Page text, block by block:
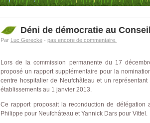
Déni de démocratie au
Par Luc Gerecke - pas encore de commentaire.
Lors de la commission permanente du 17
proposé un rapport supplémentaire pour la
centre hospitalier de Neufchâteau et un
établissements au 1 janvier 2013.
Ce rapport proposait la reconduction de
Philippe pour Neufchâteau et Yannick Dars pour Vittel.